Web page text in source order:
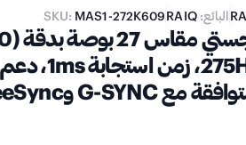
البائع: RAIQ
SKU: MAS1-272K609